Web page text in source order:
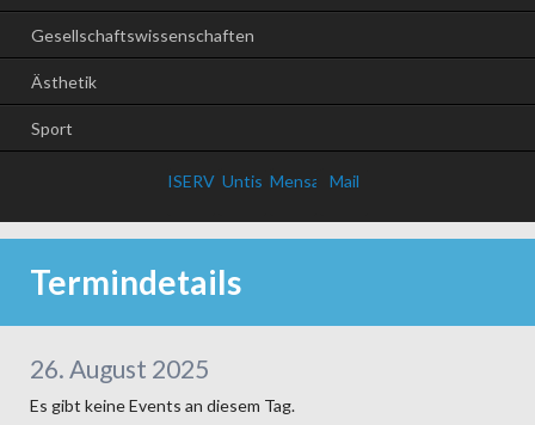
Gesellschaftswissenschaften
Ästhetik
Sport
ISERV Untis Mensa Mail
Termindetails
26. August 2025
Es gibt keine Events an diesem Tag.